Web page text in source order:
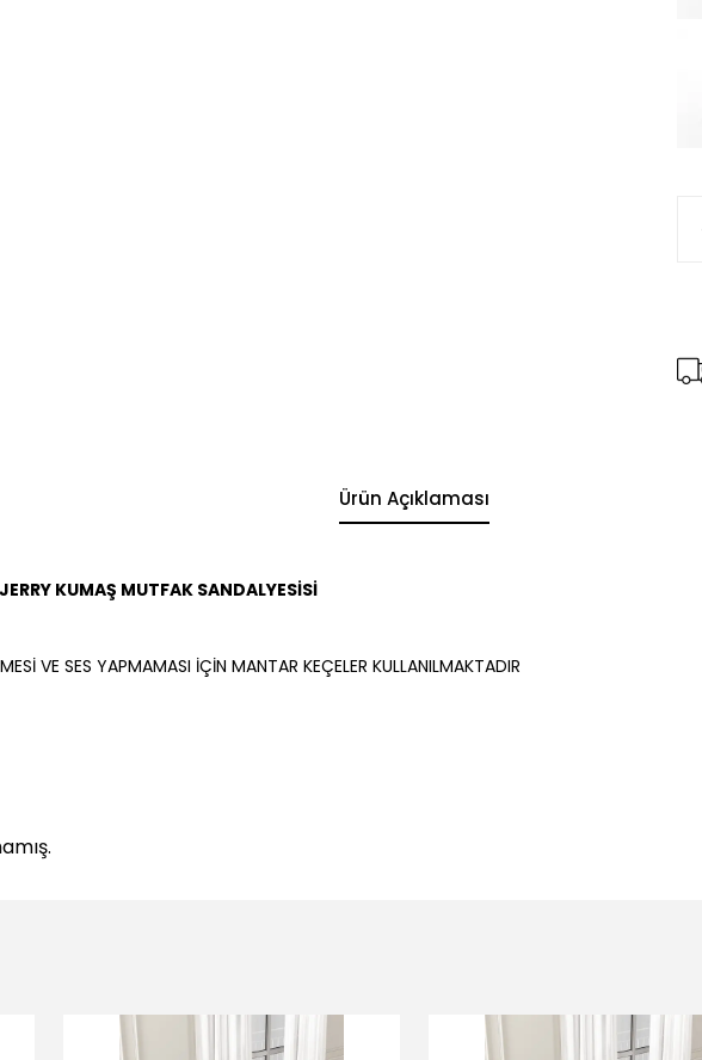
Ürün Açıklaması
KUMAŞ MUTFAK SANDALYESİSİ
VE SES YAPMAMASI İÇİN MANTAR KEÇELER KULLANILMAKTADIR